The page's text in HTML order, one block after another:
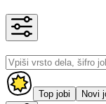
Top jobi Novi